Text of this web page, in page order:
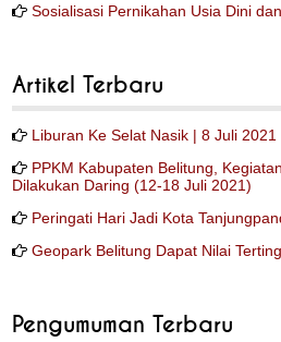
Sosialisasi Pernikahan Usia Dini
Artikel Terbaru
Liburan Ke Selat Nasik | 8 Juli 2021
PPKM Kabupaten Belitung,
Dilakukan Daring (12-18 Juli 2021)
Peringati Hari Jadi Kota
Geopark Belitung Dapat Nilai
Pengumuman Terbaru